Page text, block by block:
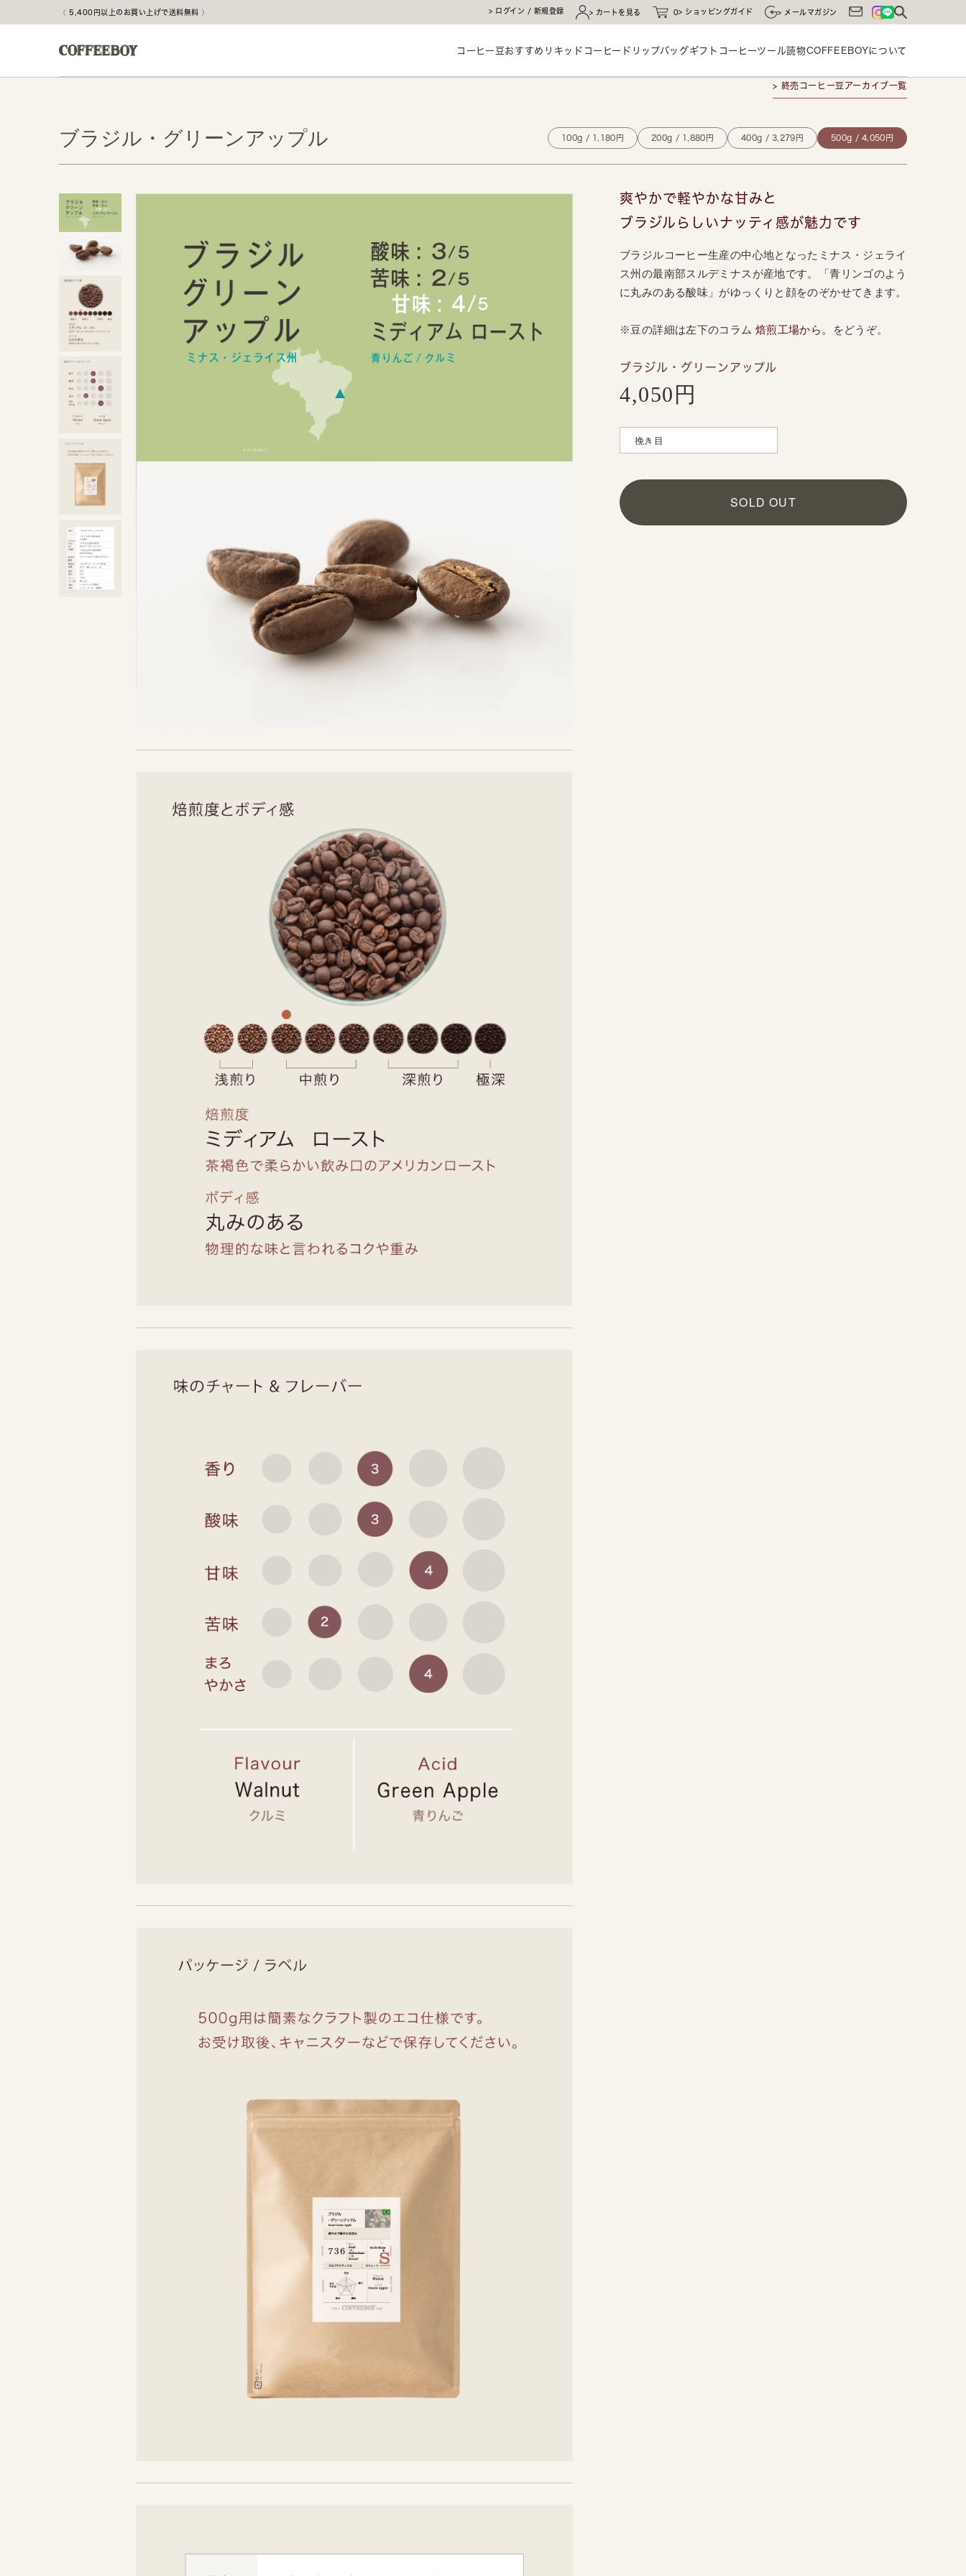
5,400円以上のお買い上げで送料無料 ログイン / 新規登録 カートを見る 0 ショッピングガイド メールマガジン
コーヒー豆おすすめ リキッドコーヒー ドリップバッグギフト コーヒーツール読物COFFEEBOYに ついて
> 終売コーヒー豆アーカイブ一覧
ブラジル・グリーンアップル 100g / 1,180円 200g / 1,880円 400g / 3,279円 500g / 4,050円
爽やかで軽やかな甘みと
ブラジルらしいナッティ感が魅力です
ブラジルコーヒー生産の中心地となったミナス・ジェライ
ス州の最南部スルデミナスが産地です。「青リンゴのよう
に丸みのある酸味」がゆっくりと顔をのぞかせてきます。
※豆の詳細は左下のコラム 焙煎工場から。 をどうぞ。
ブラジル・グリーンアップル
4,050円
SOLD OUT